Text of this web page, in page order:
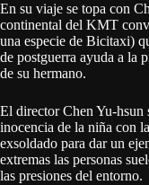
En su viaje se topa con
continental del KMT
una especie de Bicitaxi)
de postguerra ayuda a la
de su hermano.
El director Chen Yu-hsun
inocencia de la niña con
exsoldado para dar un
extremas las personas
las presiones del entorno.